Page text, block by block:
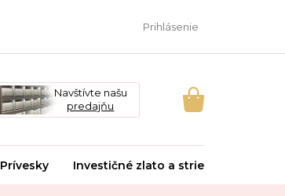
Prihlásenie
Navštívte našu
predajňu
NÁKUPNÝ
Prívesky Investičné zlato a striebro